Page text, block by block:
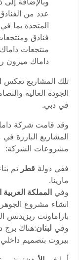
عدد من
المتحدة بما
فنادق
منتجعات
داماك ميزون
تلك المشاريع تعكس
الجودة العالية
في دبي.
وقد قامت شركة
المشاريع البارزة
مشروعات الشركة:
ففي دولة قطر تم
مارينا.
وفي المملكة
انشاء مشروع
باراماونت ريزيدنس
وفي لبنان:هناك
بيروت بتصميم